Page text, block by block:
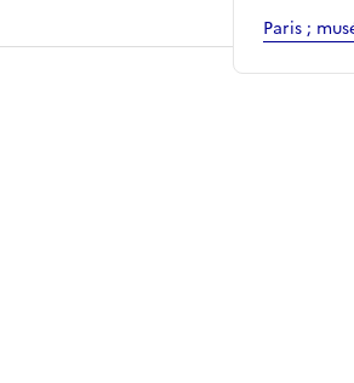
Paris ;